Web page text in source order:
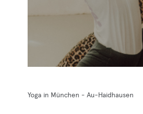
Yoga in München - Au-Haidhausen